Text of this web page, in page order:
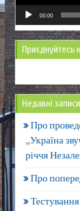
00:00
Приєднуйтесь
Недавні записи
Про
„Україна
річчя
Про